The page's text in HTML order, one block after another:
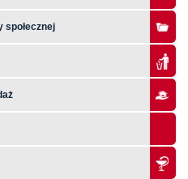
społecznej